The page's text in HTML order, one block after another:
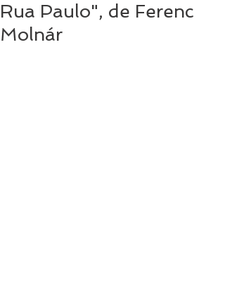
Rua Paulo", de Ferenc
Molnár